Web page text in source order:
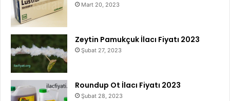
Mart 20, 2023
Zeytin Pamukçuk İlacı Fiyatı 2023
Şubat 27, 2023
Roundup Ot İlacı Fiyatı 2023
Şubat 28, 2023